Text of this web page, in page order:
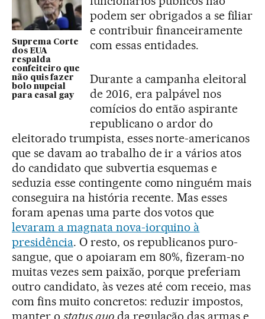
Suprema Corte
dos EUA
respalda
confeiteiro que
não quis fazer
bolo nupcial
para casal gay
podem ser obrigados a se filiar
e contribuir financeiramente
com essas entidades.
Durante a campanha eleitoral
de 2016, era palpável nos
comícios do então aspirante
republicano o ardor do
eleitorado trumpista, esses norte-americanos
que se davam ao trabalho de ir a vários atos
do candidato que subvertia esquemas e
seduzia esse contingente como ninguém mais
conseguira na história recente. Mas esses
foram apenas uma parte dos votos que
levaram a magnata nova-iorquino à
presidência. O resto, os republicanos puro-
sangue, que o apoiaram em 80%, fizeram-no
muitas vezes sem paixão, porque preferiam
outro candidato, às vezes até com receio, mas
com fins muito concretos: reduzir impostos,
manter o status quoda regulação das armas e